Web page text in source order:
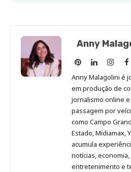
Anny
Anny
Malagolini
no
Pinterest
Anny
no
LinkedIn
Anny
no
Anny Malagolini é
em produção de
jornalismo online
passagem por
como Campo
Estado, Midiamax,
acumula
notícias,
entretenimento e